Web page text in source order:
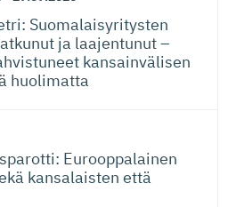
Suomalaisy­ri­tysten
ja laajentunut –
kansainvälisen
huolimatta
Eurooppalainen
kansalaisten että